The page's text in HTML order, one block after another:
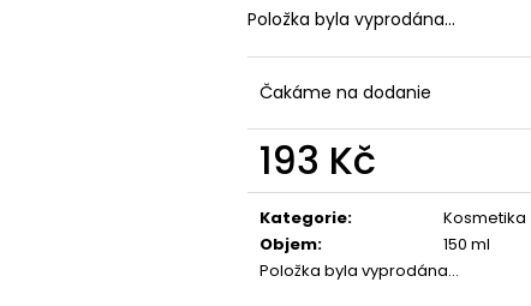
Položka byla vyprodána…
Čakáme na dodanie
193 Kč
Měrná
cena:
Kategorie:
Kosmetika
Objem:
150 ml
Položka byla vyprodána…